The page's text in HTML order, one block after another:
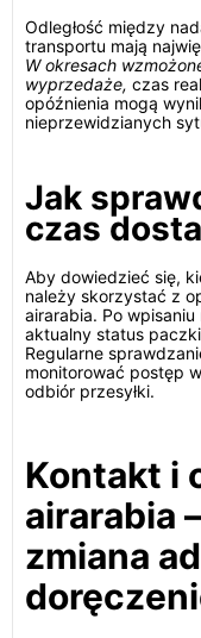
Odległość między
transportu mają
W okresach
wyprzedaże, czas
opóźnienia mogą
nieprzewidzianych
Jak
czas
Aby dowiedzieć się,
należy skorzystać z
airarabia. Po
aktualny status
Regularne
monitorować postęp
odbiór przesyłki.
Kontakt i
airarabia
zmiana